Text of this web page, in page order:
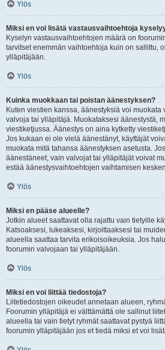
Ylös
Miksi en voi lisätä vastausvaihtoehtoja
Kyselyn vastausvaihtoehtojen määrä on
tarvitset enemmän vaihtoehtoja kuin on sallittu,
ylläpitäjään.
Ylös
Kuinka muokkaan tai poistan äänestyksen?
Kuten viestien kanssa, äänestyksiä voi
valvoja tai ylläpitäjä. Muokataksesi äänestystä,
viestiketjussa. Äänestys on aina kytketty
Jos kukaan ei ole vielä äänestänyt, käyttäjät
muokata mitä tahansa äänestyksen asetusta.
äänestäneet, vain valvojat tai ylläpitäjät voivat
estää äänestysvaihtoehtojen vaihtamisen
Ylös
Miksi en pääse alueelle?
Jotkin alueet saattavat olla rajattu vain tietyille
Katsoaksesi, lukeaksesi, kirjoittaaksesi tai
alueella saattaa tarvita erikoisoikeuksia. Jos
foorumin valvojaan tai ylläpitäjään.
Ylös
Miksi en voi liittää tiedostoja?
Liitetiedostojen oikeudet annetaan alueen,
Foorumin ylläpitäjä ei välttämättä ole sallinut
alueella tai vain tietyt ryhmät saattavat pystyä
foorumin ylläpitäjään jos et tiedä miksi et voi